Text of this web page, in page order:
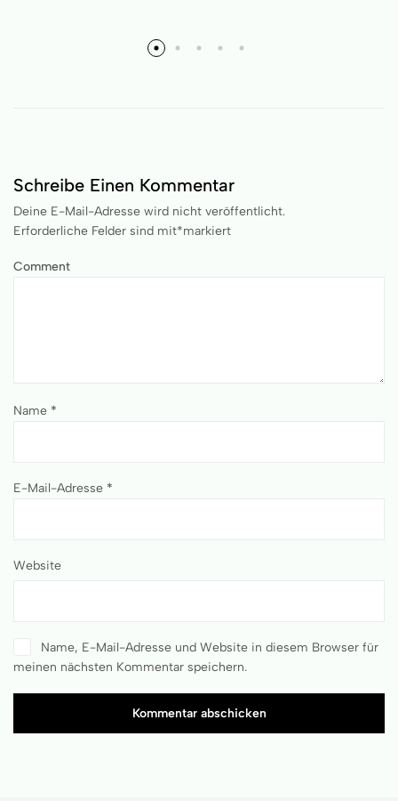
Schreibe Einen Kommentar
Deine E-Mail-Adresse wird nicht veröffentlicht.
Erforderliche Felder sind mit*markiert
Comment
Name *
E-Mail-Adresse *
Website
Name, E-Mail-Adresse und Website in diesem Browser für
meinen nächsten Kommentar speichern.
Kommentar abschicken